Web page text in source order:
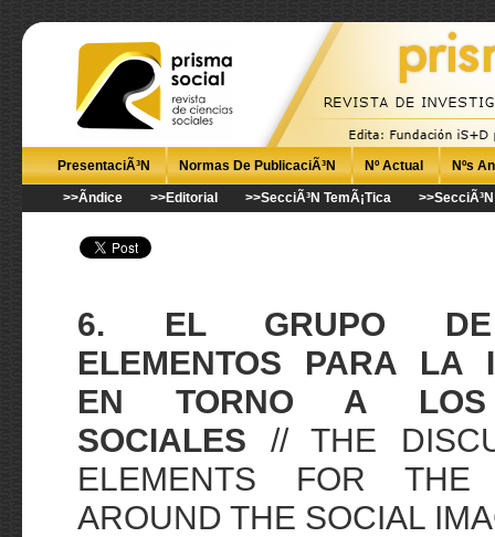
PresentaciÃ³n Normas De PublicaciÃ³n Nº Actual Nºs
>>Ã­ndice >>editorial >>secciÃ³n TemÃ¡tica
6. EL GRUPO DE
ELEMENTOS PARA LA
EN TORNO A LOS
SOCIALES // THE
ELEMENTS FOR THE
AROUND THE SOCIAL